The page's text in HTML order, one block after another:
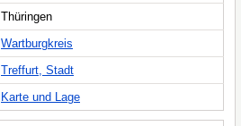
Thüringen
Wartburgkreis
Treffurt, Stadt
Karte und Lage